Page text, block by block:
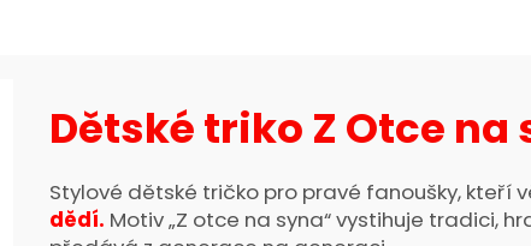
Dětské triko Z Otce na
Stylové dětské tričko pro pravé fanoušky, kteří
dědí. Motiv „Z otce na syna“ vystihuje tradici,